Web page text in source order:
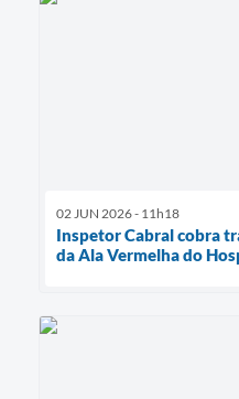
02 JUN 2026 - 11h18
Inspetor Cabral cobra
da Ala Vermelha do